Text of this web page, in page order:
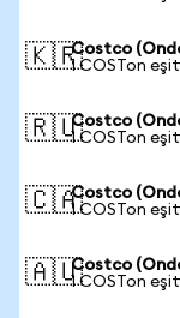
🇰🇷Costco
1 COSTon
🇷🇺Costco
1 COSTon
🇨🇦Costco
1 COSTon
🇦🇺Costco
1 COSTon